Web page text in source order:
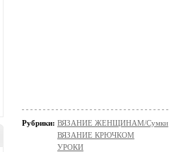
Рубрики: ВЯЗАНИЕ ЖЕНЩИНАМ/Сумки
ВЯЗАНИЕ КРЮЧКОМ
УРОКИ